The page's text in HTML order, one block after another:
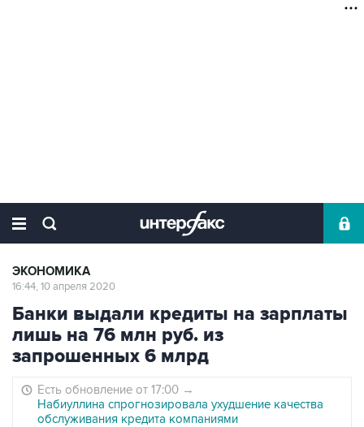
ЭКОНОМИКА
16:44, 10 апреля 2020
Банки выдали кредиты на зарплаты
лишь на 76 млн руб. из
запрошенных 6 млрд
Есть обновление от 17:00 →
Набиуллина спрогнозировала ухудшение качества
обслуживания кредита компаниями